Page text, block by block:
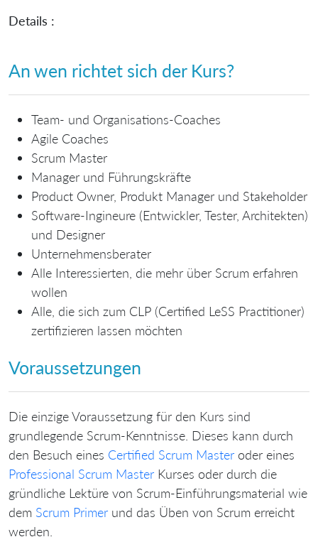
Details :
An wen richtet sich der Kurs?
Team- und Organisations-Coaches
Agile Coaches
Scrum Master
Manager und Führungskräfte
Product Owner, Produkt Manager und Stakeholder
Software-Ingineure (Entwickler, Tester, Architekten)
und Designer
Unternehmensberater
Alle Interessierten, die mehr über Scrum erfahren
wollen
Alle, die sich zum CLP (Certified LeSS Practitioner)
zertifizieren lassen möchten
Voraussetzungen
Die einzige Voraussetzung für den Kurs sind
grundlegende Scrum-Kenntnisse. Dieses kann durch
den Besuch eines Certified Scrum Master oder eines
Professional Scrum Master Kurses oder durch die
gründliche Lektüre von Scrum-Einführungsmaterial wie
dem Scrum Primer und das Üben von Scrum erreicht
werden.